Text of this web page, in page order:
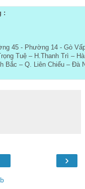
:
45 - Phường 14 - Gò
Tuệ – H.Thanh Trì –
Bắc – Q. Liên Chiểu – Đà
›